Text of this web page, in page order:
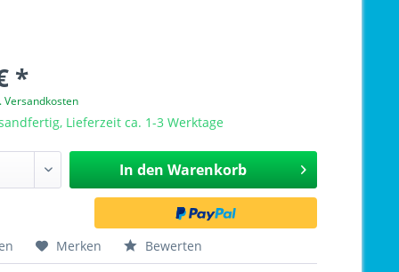
*
Versandkosten
Lieferzeit ca. 1-3 Werktage
In den Warenkorb
Merken Bewerten